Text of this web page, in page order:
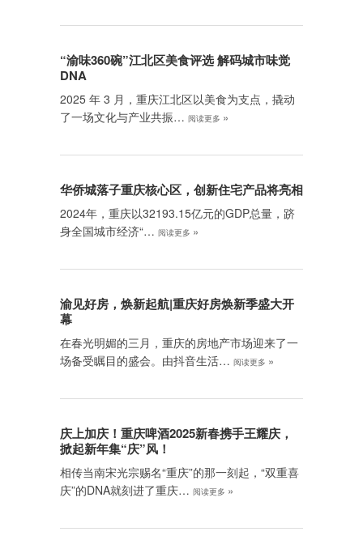
“渝味360碗”江北区美食评选 解码城市味觉
DNA
2025 年 3 月，重庆江北区以美食为支点，撬动
了一场文化与产业共振… 阅读更多 »
华侨城落子重庆核心区，创新住宅产品将亮相
2024年，重庆以32193.15亿元的GDP总量，跻
身全国城市经济“… 阅读更多 »
渝见好房，焕新起航|重庆好房焕新季盛大开
幕
在春光明媚的三月，重庆的房地产市场迎来了一
场备受瞩目的盛会。由抖音生活… 阅读更多 »
庆上加庆！重庆啤酒2025新春携手王耀庆，
掀起新年集“庆”风！
相传当南宋光宗赐名“重庆”的那一刻起，“双重喜
庆”的DNA就刻进了重庆… 阅读更多 »